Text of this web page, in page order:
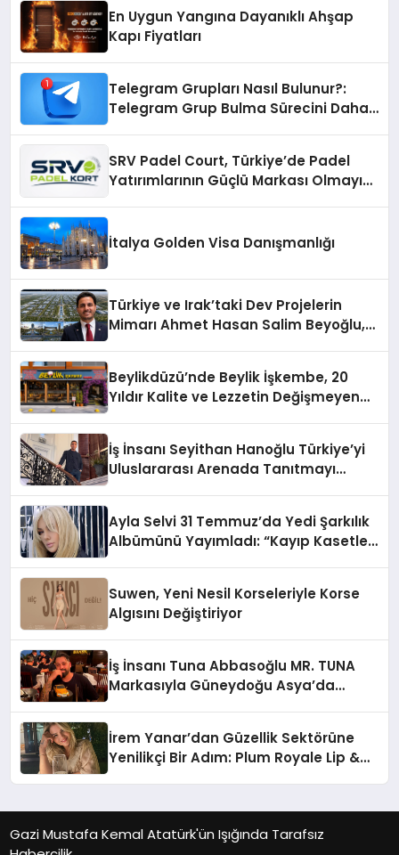
En Uygun Yangına Dayanıklı Ahşap
Kapı Fiyatları
Telegram Grupları Nasıl Bulunur?:
Telegram Grup Bulma Sürecini Daha
SRV Padel Court, Türkiye’de Padel
Yatırımlarının Güçlü Markası Olmayı
İtalya Golden Visa Danışmanlığı
Türkiye ve Irak’taki Dev Projelerin
Mimarı Ahmet Hasan Salim Beyoğlu,
Hayata Geçirecek
Beylikdüzü’nde Beylik İşkembe, 20
Yıldır Kalite ve Lezzetin Değişmeyen
İş İnsanı Seyithan Hanoğlu Türkiye’yi
Uluslararası Arenada Tanıtmayı
Ayla Selvi 31 Temmuz’da Yedi Şarkılık
Albümünü Yayımladı: “Kayıp Kasetler
Suwen, Yeni Nesil Korseleriyle Korse
Algısını Değiştiriyor
İş İnsanı Tuna Abbasoğlu MR. TUNA
Markasıyla Güneydoğu Asya’da
İrem Yanar’dan Güzellik Sektörüne
Yenilikçi Bir Adım: Plum Royale Lip &
Gazi Mustafa Kemal Atatürk'ün Işığında Tarafsız